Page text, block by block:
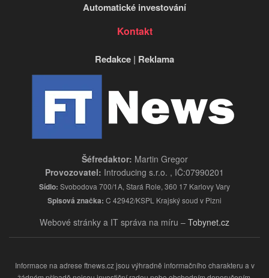
Automatické investování
Kontakt
Redakce | Reklama
Šéfredaktor: Martin Gregor
Provozovatel: Introducing s.r.o. , IČ:07990201
Sídlo: Svobodova 700/1A, Stará Role, 360 17 Karlovy Vary
Spisová značka: C 42942/KSPL Krajský soud v Plzni
Webové stránky a IT správa na míru – Tobynet.cz
Informace na adrese ftnews.cz jsou výhradně informačního charakteru a v